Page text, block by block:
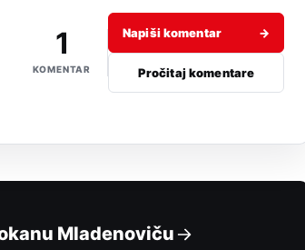
1
KOMENTAR
Napiši komentar →
Pročitaj komentare
Mladenoviču